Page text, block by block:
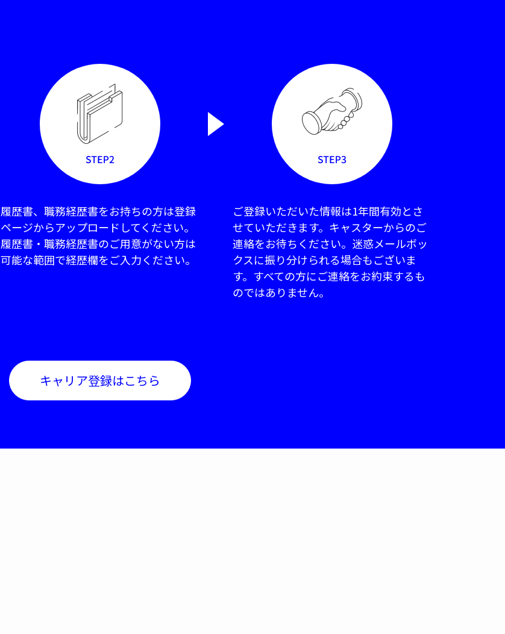
履歴書、職務経歴書をお持ちの方は登録
ページからアップロードしてください。
履歴書・職務経歴書のご用意がない方は
可能な範囲で経歴欄をご入力ください。
ご登録いただいた情報は1年間有効とさ
せていただきます。キャスターからのご
連絡をお待ちください。迷惑メールボッ
クスに振り分けられる場合もございま
す。すべての方にご連絡をお約束するも
のではありません。
キャリア登録はこちら